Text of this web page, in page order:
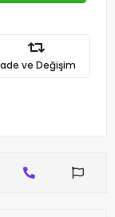
ve Değişim